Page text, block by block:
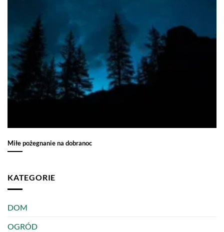
Miłe pożegnanie na dobranoc
KATEGORIE
DOM
OGRÓD